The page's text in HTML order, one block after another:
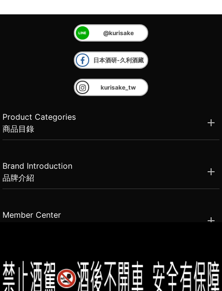
@kurisake
日本酒研-久利酒藏
kurisake_tw
Product Categories
商品目錄
Brand Introduction
品牌介紹
Member Center
2021思橙國際有限公司 版權所有 禁止轉貼節錄 All rights reserved.